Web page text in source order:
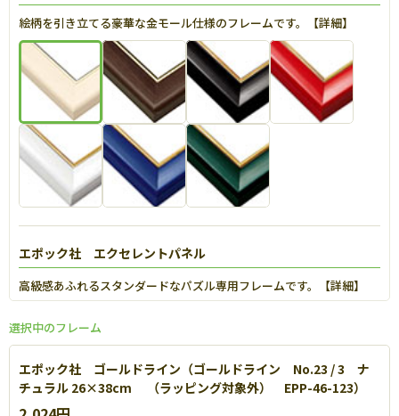
絵柄を引き立てる豪華な金モール仕様のフレームです。【詳細】
エポック社 エクセレントパネル
高級感あふれるスタンダードなパズル専用フレームです。【詳細】
選択中のフレーム
エポック社 ゴールドライン（ゴールドライン No.23 / 3 ナ
チュラル 26×38cm （ラッピング対象外） EPP-46-123）